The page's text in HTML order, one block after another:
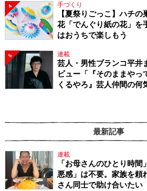
4 手づくり
【夏祭りごっこ】ハチ
花「でんぐり紙の花」を
はおうちで楽しもう
5 連載
芸人・男性ブランコ平井
ビュー「『そのままやっ
くるやろ』芸人仲間の何
最新記事
連載
「お母さんのひとり時
悪感」は不要。家族を頼
さん同士で助け合いたい